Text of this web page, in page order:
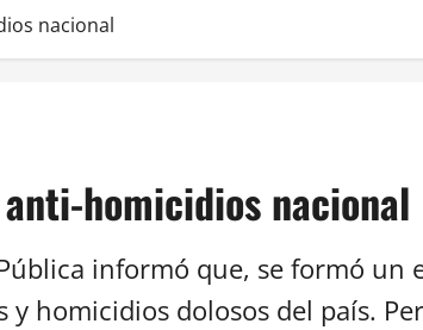
nacional
homicidios nacional
informó que, se formó
homicidios dolosos del país.